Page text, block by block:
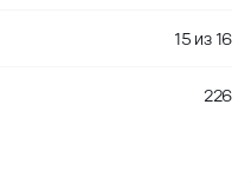
15 из16
226